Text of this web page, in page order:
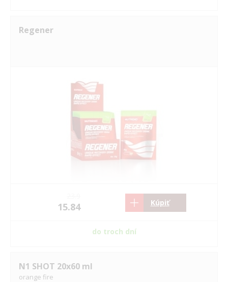
Regener
15.84 Kúpiť
do troch dní
N1 SHOT 20x60 ml
orange fire